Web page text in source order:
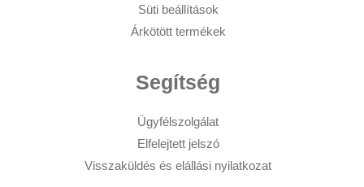
Süti beállítások
Árkötött termékek
Segítség
Ügyfélszolgálat
Elfelejtett jelszó
Visszaküldés és elállási nyilatkozat